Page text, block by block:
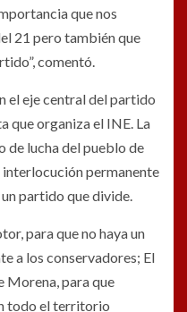
que nos
21 pero también que
comentó.
el eje central del partido
que organiza el INE. La
de lucha del pueblo de
permanente
partido que divide.
para que no haya un
a los conservadores; El
Morena, para que
todo el territorio